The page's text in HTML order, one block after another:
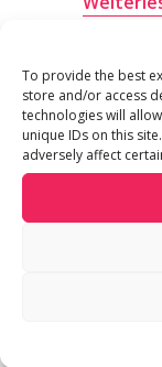
To provide the best
store and/or access
technologies will
unique IDs on this
adversely affect